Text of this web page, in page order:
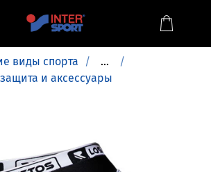
виды спорта
...
и аксессуары